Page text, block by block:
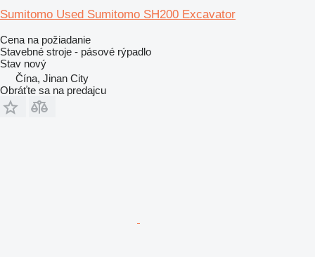
Sumitomo Used Sumitomo SH200 Excavator
Cena na požiadanie
Stavebné stroje - pásové rýpadlo
Stav nový
Čína, Jinan City
Obráťte sa na predajcu